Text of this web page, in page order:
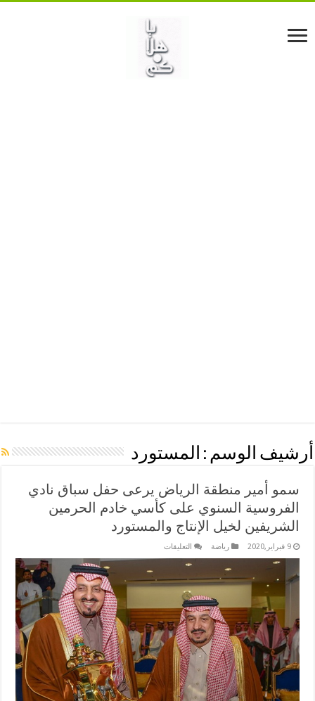
أرشيف الوسم : المستورد
سمو أمير منطقة الرياض يرعى حفل سباق نادي
الفروسية السنوي على كأسي خادم الحرمين
الشريفين لخيل الإنتاج والمستورد
9 فبراير,2020 رياضة التعليقاتعلى
منطقة
الرياض
سباق
نادي
الفروسية
السنوي
على
كأسي
خادم
الحرمين
الشريفين